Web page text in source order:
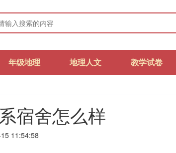
年级地理 地理人文 教学试卷
宿舍怎么样
11:54:58